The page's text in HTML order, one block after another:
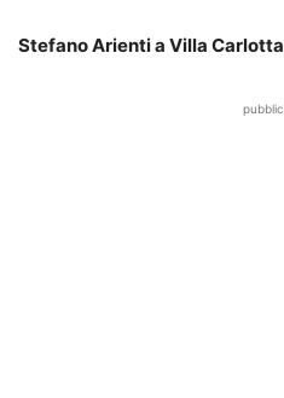
Stefano Arienti a Villa Carlotta